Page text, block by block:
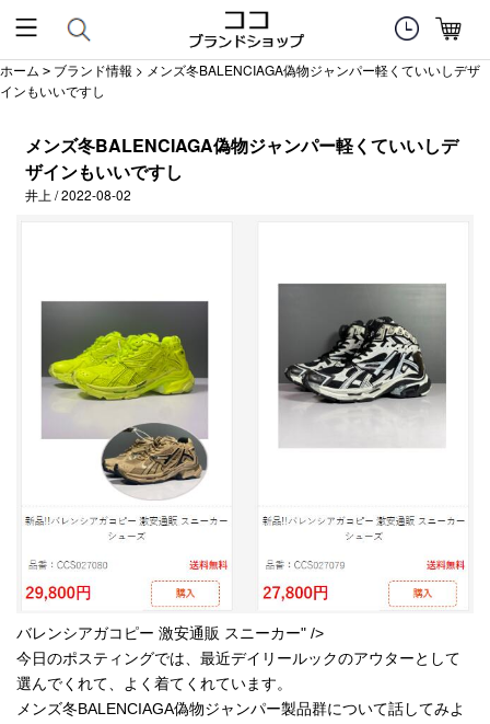
ホーム > ブランド情報 > メンズ冬BALENCIAGA偽物ジャンパー軽くていいしデザ
インもいいですし
メンズ冬BALENCIAGA偽物ジャンパー軽くていいしデ
ザインもいいですし
井上 / 2022-08-02
バレンシアガコピー 激安通販 スニーカー" />
今日のポスティングでは、最近デイリールックのアウターとして
選んでくれて、よく着てくれています。
メンズ冬BALENCIAGA偽物ジャンパー製品群について話してみよ